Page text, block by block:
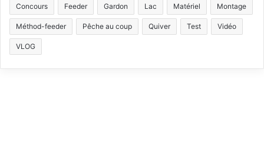
b
o
g
o
k
Concours Feeder Gardon Lac Matériel Montage
Méthod-feeder Pêche au coup Quiver Test Vidéo
VLOG